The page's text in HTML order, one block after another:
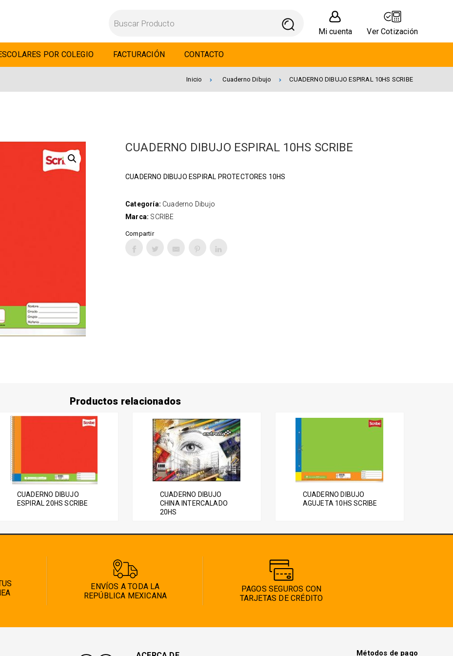
Mi cuenta Ver Cotización
POR COLEGIO FACTURACIÓN CONTACTO
Inicio Cuaderno Dibujo CUADERNO DIBUJO ESPIRAL 10HS SCRIBE
CUADERNO DIBUJO ESPIRAL 10HS SCRIBE
CUADERNO DIBUJO ESPIRAL PROTECTORES 10HS
Categoría: Cuaderno Dibujo
Marca: SCRIBE
Compartir
Productos relacionados
CUADERNO DIBUJO
ESPIRAL 20HS SCRIBE
CUADERNO DIBUJO
CHINA INTERCALADO
20HS
CUADERNO DIBUJO
AGUJETA 10HS SCRIBE
ENVÍOS A TODA LA
REPÚBLICA MEXICANA
PAGOS SEGUROS CON
TARJETAS DE CRÉDITO
Métodos de pago